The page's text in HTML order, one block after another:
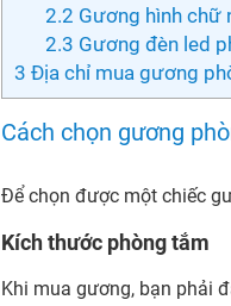
2.2 Gương hình chữ
2.3 Gương đèn led
3 Địa chỉ mua gương
Cách chọn gương
Để chọn được một chiếc
Kích thước phòng tắm
Khi mua gương, bạn phải